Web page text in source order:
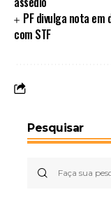
PF divulga nota
com STF
Pesquisar